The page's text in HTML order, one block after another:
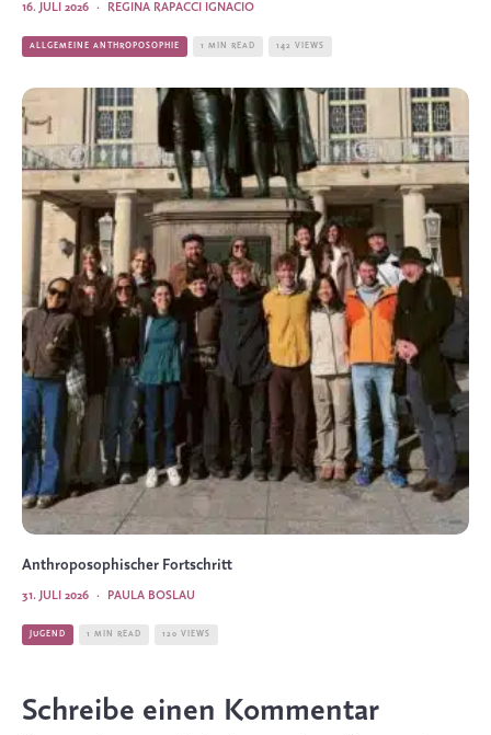
REGINA RAPACCI IGNACIO
·
16. JULI 2026
ALLGEMEINE ANTHROPOSOPHIE 1 MIN READ 142 VIEWS
Anthroposophischer Fortschritt
PAULA BOSLAU
·
31. JULI 2026
JUGEND 1 MIN READ 120 VIEWS
Schreibe einen Kommentar